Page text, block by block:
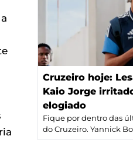
Cruzeiro hoje:
Kaio Jorge
elogiado
Fique por dentro das
do Cruzeiro. Yannick